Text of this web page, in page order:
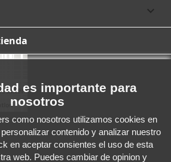

es importante para
nosotros
como nosotros utilizamos cookies en
contenido y analizar nuestro
en aceptar consientes el uso de esta
web. Puedes cambiar de opinion y